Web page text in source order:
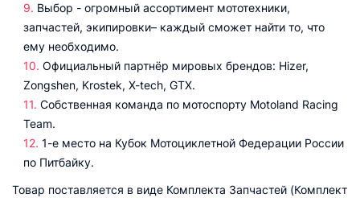
Выбор - огромный ассортимент мототехники,
запчастей, экипировки– каждый сможет найти то, что
ему необходимо.
Официальный партнёр мировых брендов: Hizer,
Zongshen, Krostek, X-tech, GTX.
Собственная команда по мотоспорту Motoland Racing
Team.
1-е место на Кубок Мотоциклетной Федерации России
по Питбайку.
Товар поставляется в виде Комплекта Запчастей (Комплект